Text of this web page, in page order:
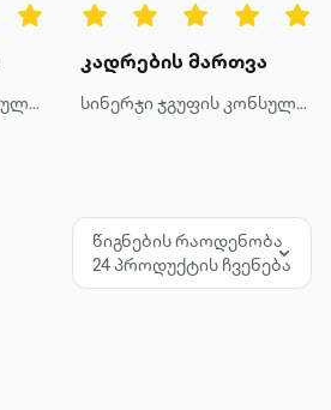
სინერჯი ჯგუფის კონსულტანტები
კადრების მართვა
სინერჯი ჯგუფის კონსულტანტები
წიგნების რაოდენობა
24 პროდუქტის ჩვენება